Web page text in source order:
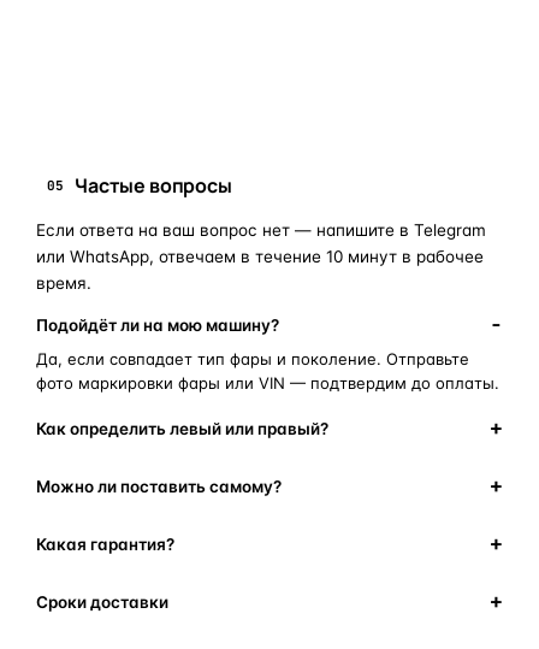
05 Частые вопросы
Если ответа на ваш вопрос нет — напишите в Telegram
или WhatsApp, отвечаем в течение 10 минут в рабочее
время.
Подойдёт ли на мою машину?
Да, если совпадает тип фары и поколение. Отправьте
фото маркировки фары или VIN — подтвердим до оплаты.
Как определить левый или правый?
Можно ли поставить самому?
Какая гарантия?
Сроки доставки